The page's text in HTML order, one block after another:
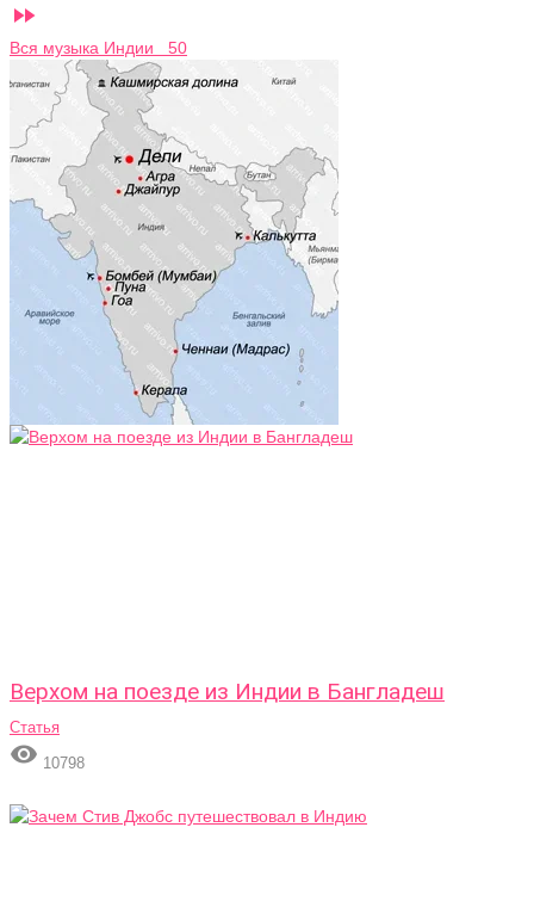

Вся музыка Индии 50
Верхом на поезде из Индии в Бангладеш
Статья
 10798